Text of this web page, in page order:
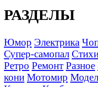
РАЗДЕЛЫ
Юмор Электрика
Супер-самопал
Ретро Ремонт Разное
кони Мотомир